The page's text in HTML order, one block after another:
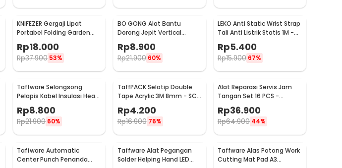
KNIFEZER Gergaji Lipat
Portabel Folding Garden
Hand Saw - LA145
Rp18.000
Rp37.900 53%
BO GONG Alat Bantu
Dorong Jepit Vertical
Toggle Clamp Hold Down
Handle - GH-13009
Rp8.900
Rp21.900 60%
LEKO Anti Static Wrist Strap
Tali Anti Listrik Statis 1M -
Rp5.400
Rp15.900 67%
Taffware Selongsong
Pelapis Kabel Insulasi Heat
Shrink Tube 127 PCS - RSG-
AHZ
Rp8.800
Rp21.900 60%
TaffPACK Selotip Double
Tape Acrylic 3M 8mm - SC-
Rp4.200
Rp16.900 76%
Alat Reparasi Servis Jam
Tangan Set 16 PCS -
WW082
Rp36.900
Rp64.900 44%
Taffware Automatic
Center Punch Penanda
Taffware Alat Pegangan
Solder Helping Hand LED
Taffware Alas Potong Work
Cutting Mat Pad A3